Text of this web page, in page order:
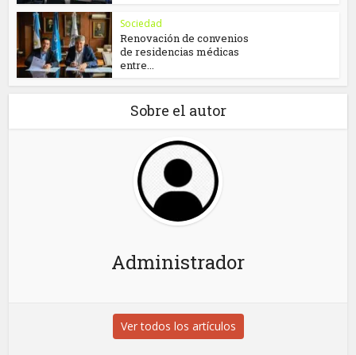
Sociedad
Renovación de convenios
de residencias médicas
entre...
Sobre el autor
Administrador
Ver todos los artículos